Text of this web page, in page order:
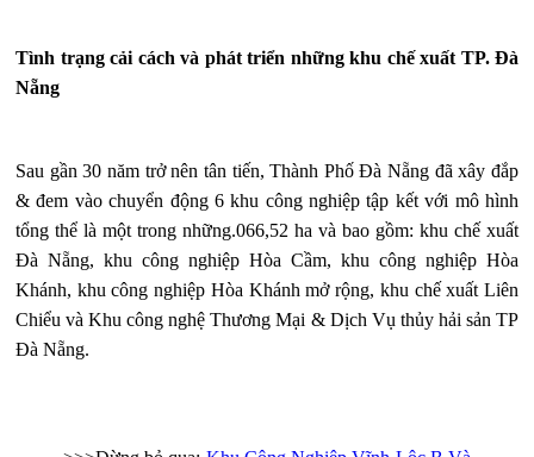
Tình trạng cải cách và phát triển những khu chế xuất TP. Đà
Nẵng
Sau gần 30 năm trở nên tân tiến, Thành Phố Đà Nẵng đã xây đắp
& đem vào chuyển động 6 khu công nghiệp tập kết với mô hình
tổng thể là một trong những.066,52 ha và bao gồm: khu chế xuất
Đà Nẵng, khu công nghiệp Hòa Cầm, khu công nghiệp Hòa
Khánh, khu công nghiệp Hòa Khánh mở rộng, khu chế xuất Liên
Chiểu và Khu công nghệ Thương Mại & Dịch Vụ thủy hải sản TP
Đà Nẵng.